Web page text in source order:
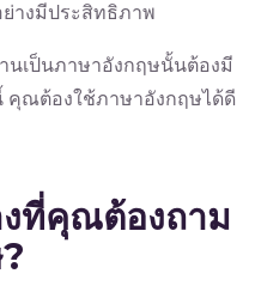
างมีประสิทธิภาพ
เป็นภาษาอังกฤษนั้นต้องมี
คุณต้องใช้ภาษาอังกฤษได้ดี
ที่คุณต้องถาม
?